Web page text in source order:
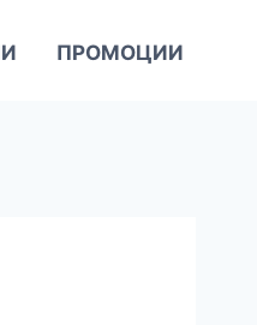
ПРОМОЦИИ